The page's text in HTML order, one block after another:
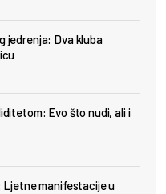
jedrenja: Dva kluba
Evo što nudi, ali i
Ljetne manifestacije u